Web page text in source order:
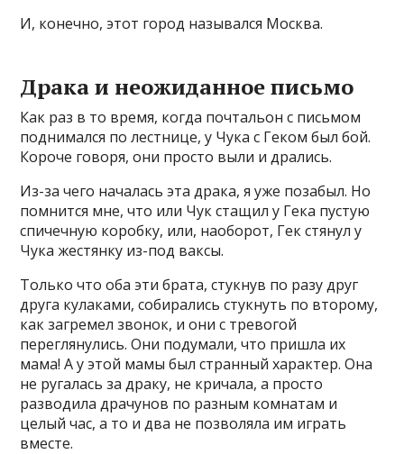
И, конечно, этот город назывался Москва.
Драка и неожиданное письмо
Как раз в то время, когда почтальон с письмом
поднимался по лестнице, у Чука с Геком был бой.
Короче говоря, они просто выли и дрались.
Из-за чего началась эта драка, я уже позабыл. Но
помнится мне, что или Чук стащил у Гека пустую
спичечную коробку, или, наоборот, Гек стянул у
Чука жестянку из-под ваксы.
Только что оба эти брата, стукнув по разу друг
друга кулаками, собирались стукнуть по второму,
как загремел звонок, и они с тревогой
переглянулись. Они подумали, что пришла их
мама! А у этой мамы был странный характер. Она
не ругалась за драку, не кричала, а просто
разводила драчунов по разным комнатам и
целый час, а то и два не позволяла им играть
вместе.